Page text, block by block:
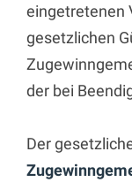
eingetretenen
gesetzlichen
der bei
Der